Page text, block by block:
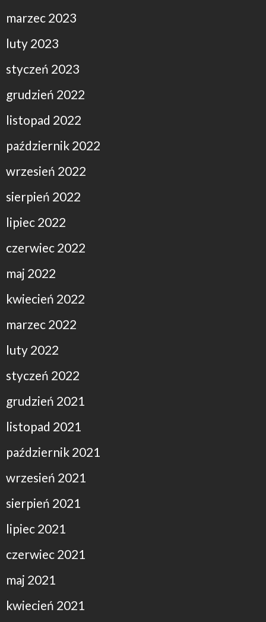
marzec 2023
luty 2023
styczeń 2023
grudzień 2022
listopad 2022
październik 2022
wrzesień 2022
sierpień 2022
lipiec 2022
czerwiec 2022
maj 2022
kwiecień 2022
marzec 2022
luty 2022
styczeń 2022
grudzień 2021
listopad 2021
październik 2021
wrzesień 2021
sierpień 2021
lipiec 2021
czerwiec 2021
maj 2021
kwiecień 2021